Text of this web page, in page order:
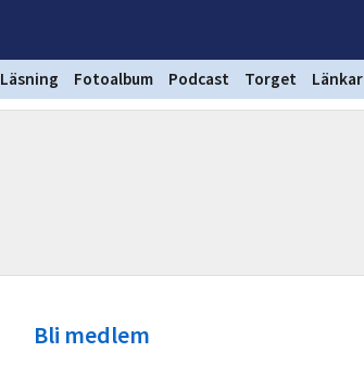
Läsning Fotoalbum Podcast Torget Länkar
Bli medlem